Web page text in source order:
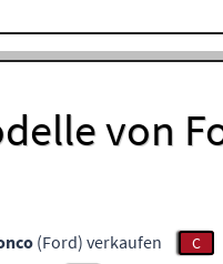
von
(Ford) verkaufen C